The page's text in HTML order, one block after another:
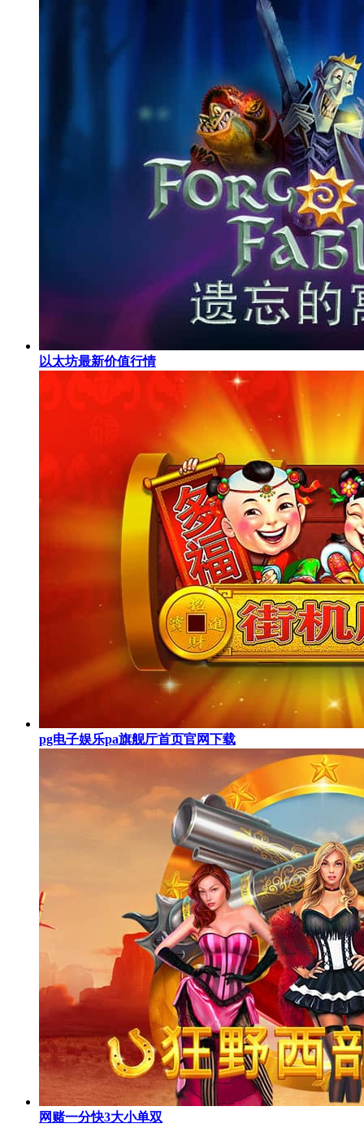
以太坊最新价值行情
pg电子娱乐pa旗舰厅首页官网下载
网赌一分快3大小单双